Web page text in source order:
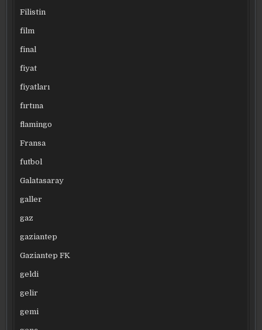
Filistin
film
final
fiyat
fiyatları
fırtına
flamingo
Fransa
futbol
Galatasaray
galler
gaz
gaziantep
Gaziantep FK
geldi
gelir
gemi